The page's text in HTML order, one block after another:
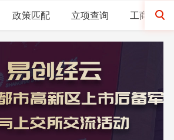
政策匹配 立项查询 工商代账